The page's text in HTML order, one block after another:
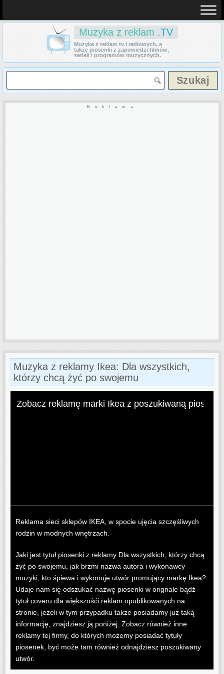
Muzyka z reklam .TV
Muzyka z reklam tv i radiowych, a
także piosenki z zapowiedzi filmów,
seriali i programów muzycznych.
Reklama
Muzyka z reklamy Ikea: Dla wszystkich,
którzy chcą żyć po swojemu
Zobacz reklamę marki Ikea z poszukiwaną piosenką
Reklama sieci sklepów IKEA, w spocie ujęcia szczęśliwych
rodzin w modnych wnętrzach.
Jaki jest tytuł piosenki z reklamy Dla wszystkich, którzy chcą
żyć po swojemu, jak brzmi nazwa autora i wykonawcy
muzyki, kto śpiewa i wykonuje utwór promujący markę Ikea?
Udaje nam się odszukać nazwę piosenki w orignale bądź
tytuł coveru dla większośći reklam opublikowanych na
stronie, jeżeli w tym przypadku także posiadamy już taką
informację, znajdziesz ją poniżej. Zobacz również inne
reklamy tej firmy, do których możemy posiadać tytuły
piosenek, być może tam również odnajdziesz poszukiwany
utwór.